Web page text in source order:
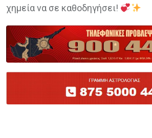
χημεία να σε καθοδηγήσει!